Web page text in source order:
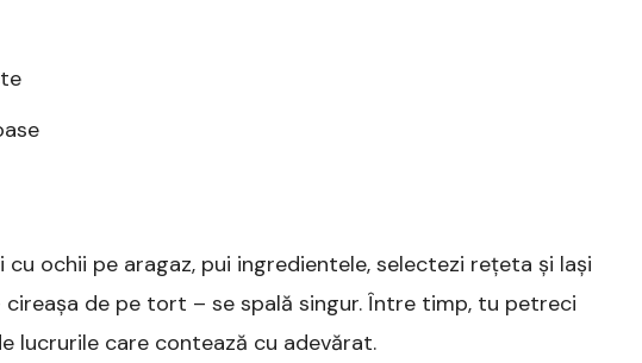
cu ochii pe aragaz, pui ingredientele, selectezi rețeta și lași
de pe tort – se spală singur. Între timp, tu petreci
lucrurile care contează cu adevărat.